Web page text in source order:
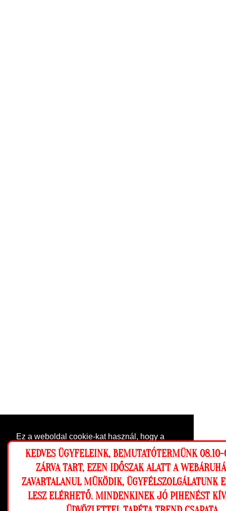
Ez a weboldal cookie-kat használ, hogy a
lehető legjobb élményt nyújtsa honlapunkon.
Beállítások
Elutasítom Engedélyezem
KEDVES ÜGYFELEINK, BEMUTATÓTERMÜNK
ZÁRVA TART, EZEN IDŐSZAK ALATT A
ZAVARTALANUL MÜKÖDIK, ÜGYFÉLSZOLGÁLATUNK
LESZ ELÉRHETŐ. MINDENKINEK JÓ PIHENÉST